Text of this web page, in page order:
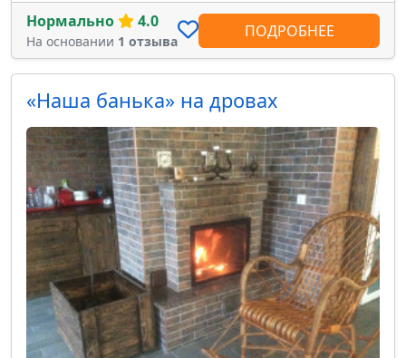
Нормально 4.0
На основании 1 отзыва
ПОДРОБНЕЕ
«Наша банька» на дровах